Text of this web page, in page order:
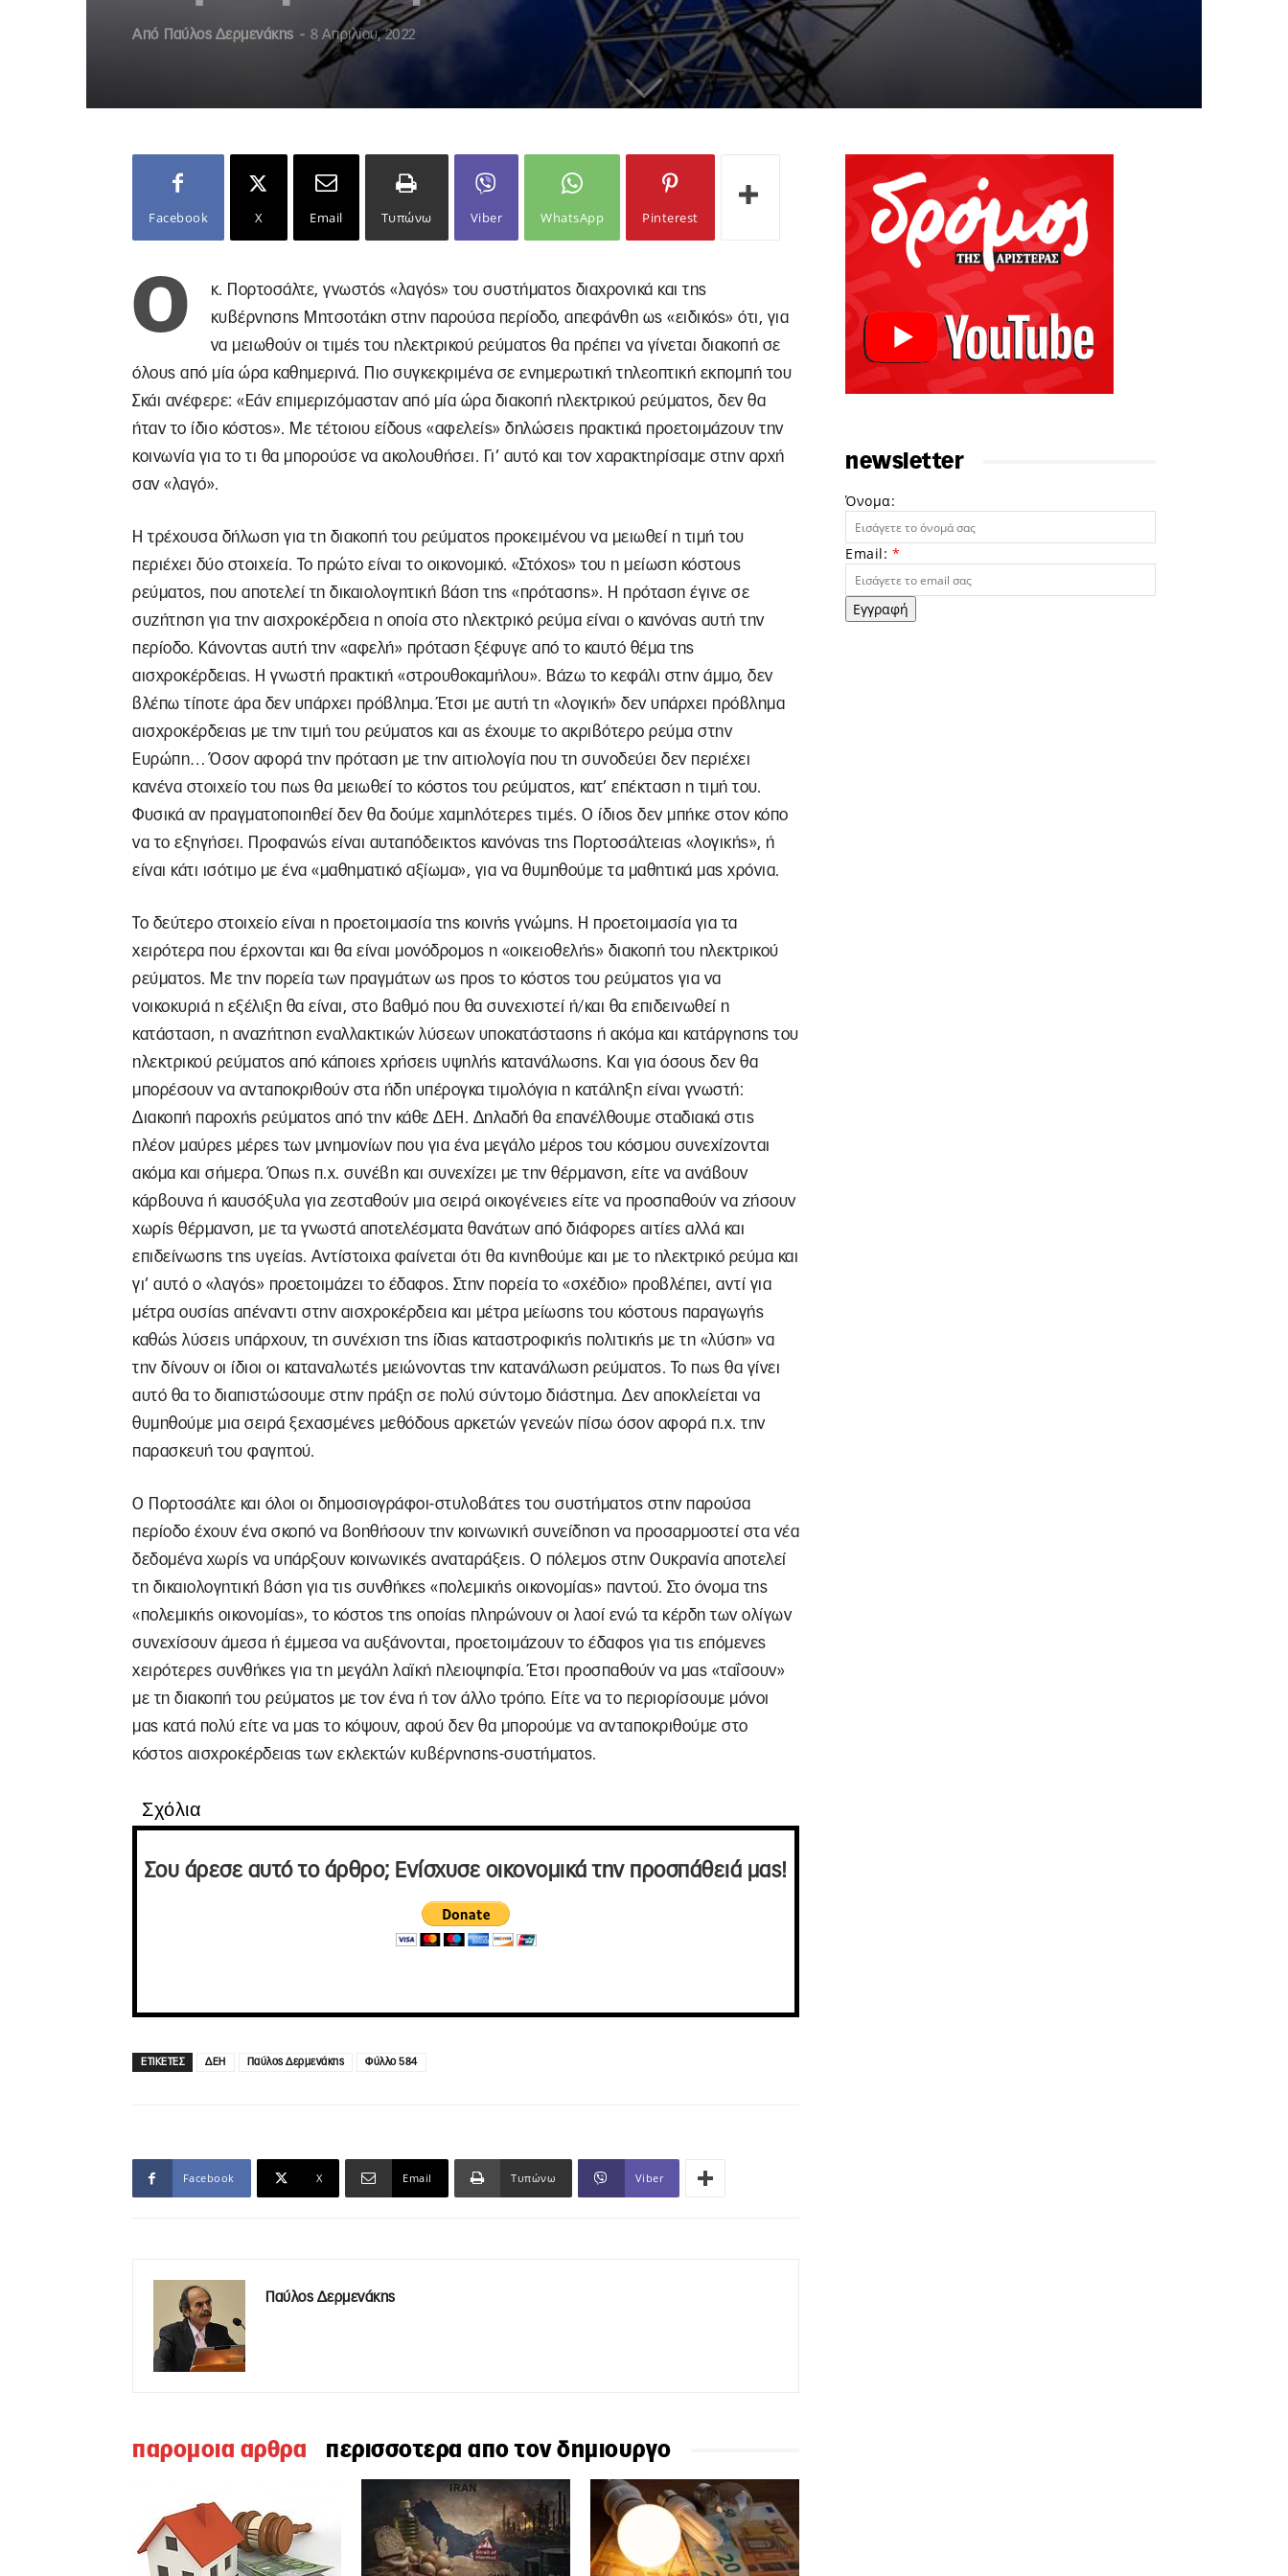
Από Παύλος Δερμενάκης - 8 Απριλίου, 2022
Facebook X Email Τυπώνω Viber WhatsApp Pinterest
Ο
κ. Πορτοσάλτε, γνωστός «λαγός» του συστήματος διαχρονικά και της
κυβέρνησης Μητσοτάκη στην παρούσα περίοδο, απεφάνθη ως «ειδικός» ότι, για
να μειωθούν οι τιμές του ηλεκτρικού ρεύματος θα πρέπει να γίνεται διακοπή σε
όλους από μία ώρα καθημερινά. Πιο συγκεκριμένα σε ενημερωτική τηλεοπτική εκπομπή του
Σκάι ανέφερε: «Εάν επιμεριζόμασταν από μία ώρα διακοπή ηλεκτρικού ρεύματος, δεν θα
ήταν το ίδιο κόστος». Με τέτοιου είδους «αφελείς» δηλώσεις πρακτικά προετοιμάζουν την
κοινωνία για το τι θα μπορούσε να ακολουθήσει. Γι’ αυτό και τον χαρακτηρίσαμε στην αρχή
σαν «λαγό».
Η τρέχουσα δήλωση για τη διακοπή του ρεύματος προκειμένου να μειωθεί η τιμή του
περιέχει δύο στοιχεία. Το πρώτο είναι το οικονομικό. «Στόχος» του η μείωση κόστους
ρεύματος, που αποτελεί τη δικαιολογητική βάση της «πρότασης». Η πρόταση έγινε σε
συζήτηση για την αισχροκέρδεια η οποία στο ηλεκτρικό ρεύμα είναι ο κανόνας αυτή την
περίοδο. Κάνοντας αυτή την «αφελή» πρόταση ξέφυγε από το καυτό θέμα της
αισχροκέρδειας. Η γνωστή πρακτική «στρουθοκαμήλου». Βάζω το κεφάλι στην άμμο, δεν
βλέπω τίποτε άρα δεν υπάρχει πρόβλημα. Έτσι με αυτή τη «λογική» δεν υπάρχει πρόβλημα
αισχροκέρδειας με την τιμή του ρεύματος και ας έχουμε το ακριβότερο ρεύμα στην
Ευρώπη… Όσον αφορά την πρόταση με την αιτιολογία που τη συνοδεύει δεν περιέχει
κανένα στοιχείο του πως θα μειωθεί το κόστος του ρεύματος, κατ’ επέκταση η τιμή του.
Φυσικά αν πραγματοποιηθεί δεν θα δούμε χαμηλότερες τιμές. Ο ίδιος δεν μπήκε στον κόπο
να το εξηγήσει. Προφανώς είναι αυταπόδεικτος κανόνας της Πορτοσάλτειας «λογικής», ή
είναι κάτι ισότιμο με ένα «μαθηματικό αξίωμα», για να θυμηθούμε τα μαθητικά μας χρόνια.
Το δεύτερο στοιχείο είναι η προετοιμασία της κοινής γνώμης. Η προετοιμασία για τα
χειρότερα που έρχονται και θα είναι μονόδρομος η «οικειοθελής» διακοπή του ηλεκτρικού
ρεύματος. Με την πορεία των πραγμάτων ως προς το κόστος του ρεύματος για να
νοικοκυριά η εξέλιξη θα είναι, στο βαθμό που θα συνεχιστεί ή/και θα επιδεινωθεί η
κατάσταση, η αναζήτηση εναλλακτικών λύσεων υποκατάστασης ή ακόμα και κατάργησης του
ηλεκτρικού ρεύματος από κάποιες χρήσεις υψηλής κατανάλωσης. Και για όσους δεν θα
μπορέσουν να ανταποκριθούν στα ήδη υπέρογκα τιμολόγια η κατάληξη είναι γνωστή:
Διακοπή παροχής ρεύματος από την κάθε ΔΕΗ. Δηλαδή θα επανέλθουμε σταδιακά στις
πλέον μαύρες μέρες των μνημονίων που για ένα μεγάλο μέρος του κόσμου συνεχίζονται
ακόμα και σήμερα. Όπως π.χ. συνέβη και συνεχίζει με την θέρμανση, είτε να ανάβουν
κάρβουνα ή καυσόξυλα για ζεσταθούν μια σειρά οικογένειες είτε να προσπαθούν να ζήσουν
χωρίς θέρμανση, με τα γνωστά αποτελέσματα θανάτων από διάφορες αιτίες αλλά και
επιδείνωσης της υγείας. Αντίστοιχα φαίνεται ότι θα κινηθούμε και με το ηλεκτρικό ρεύμα και
γι’ αυτό ο «λαγός» προετοιμάζει το έδαφος. Στην πορεία το «σχέδιο» προβλέπει, αντί για
μέτρα ουσίας απέναντι στην αισχροκέρδεια και μέτρα μείωσης του κόστους παραγωγής
καθώς λύσεις υπάρχουν, τη συνέχιση της ίδιας καταστροφικής πολιτικής με τη «λύση» να
την δίνουν οι ίδιοι οι καταναλωτές μειώνοντας την κατανάλωση ρεύματος. Το πως θα γίνει
αυτό θα το διαπιστώσουμε στην πράξη σε πολύ σύντομο διάστημα. Δεν αποκλείεται να
θυμηθούμε μια σειρά ξεχασμένες μεθόδους αρκετών γενεών πίσω όσον αφορά π.χ. την
παρασκευή του φαγητού.
Ο Πορτοσάλτε και όλοι οι δημοσιογράφοι-στυλοβάτες του συστήματος στην παρούσα
περίοδο έχουν ένα σκοπό να βοηθήσουν την κοινωνική συνείδηση να προσαρμοστεί στα νέα
δεδομένα χωρίς να υπάρξουν κοινωνικές αναταράξεις. Ο πόλεμος στην Ουκρανία αποτελεί
τη δικαιολογητική βάση για τις συνθήκες «πολεμικής οικονομίας» παντού. Στο όνομα της
«πολεμικής οικονομίας», το κόστος της οποίας πληρώνουν οι λαοί ενώ τα κέρδη των ολίγων
συνεχίσουν άμεσα ή έμμεσα να αυξάνονται, προετοιμάζουν το έδαφος για τις επόμενες
χειρότερες συνθήκες για τη μεγάλη λαϊκή πλειοψηφία. Έτσι προσπαθούν να μας «ταΐσουν»
με τη διακοπή του ρεύματος με τον ένα ή τον άλλο τρόπο. Είτε να το περιορίσουμε μόνοι
μας κατά πολύ είτε να μας το κόψουν, αφού δεν θα μπορούμε να ανταποκριθούμε στο
κόστος αισχροκέρδειας των εκλεκτών κυβέρνησης-συστήματος.
Σχόλια
Σου άρεσε αυτό το άρθρο; Ενίσχυσε οικονομικά την προσπάθειά μας!
ΕΤΙΚΕΤΕΣ ΔΕΗ Παύλος Δερμενάκης Φύλλο 584
Facebook X Email Τυπώνω Viber
Παύλος Δερμενάκης
παρομοια αρθρα περισσοτερα απο τον δημιουργο
newsletter
Όνομα:
Email: *
Εγγραφή